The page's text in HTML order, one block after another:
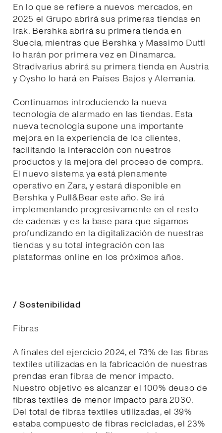
En lo que se refiere a nuevos mercados, en
2025 el Grupo abrirá sus primeras tiendas en
Irak. Bershka abrirá su primera tienda en
Suecia, mientras que Bershka y Massimo Dutti
lo harán por primera vez en Dinamarca.
Stradivarius abrirá su primera tienda en Austria
y Oysho lo hará en Países Bajos y Alemania.
Continuamos introduciendo la nueva
tecnología de alarmado en las tiendas. Esta
nueva tecnología supone una importante
mejora en la experiencia de los clientes,
facilitando la interacción con nuestros
productos y la mejora del proceso de compra.
El nuevo sistema ya está plenamente
operativo en Zara, y estará disponible en
Bershka y Pull&Bear este año. Se irá
implementando progresivamente en el resto
de cadenas y es la base para que sigamos
profundizando en la digitalización de nuestras
tiendas y su total integración con las
plataformas online en los próximos años.
/ Sostenibilidad
Fibras
A finales del ejercicio 2024, el 73% de las fibras
textiles utilizadas en la fabricación de nuestras
prendas eran fibras de menor impacto.
Nuestro objetivo es alcanzar el 100% deuso de
fibras textiles de menor impacto para 2030.
Del total de fibras textiles utilizadas, el 39%
estaba compuesto de fibras recicladas, el 23%